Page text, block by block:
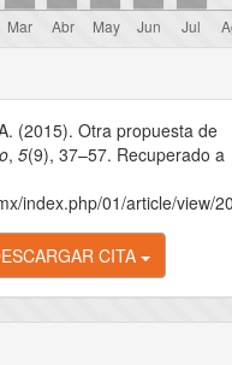
(2015). Otra propuesta de
,5(9), 37–57. Recuperado a
index.php/01/article/view/
CITA